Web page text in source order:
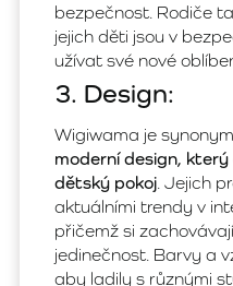
bezpečnost. Rodiče
jejich děti jsou v
užívat své nové
3. Design:
Wigiwama je
moderní design,
dětský pokoj. Jejich
aktuálními trendy v
přičemž si
jedinečnost. Barvy a
aby ladily s různými